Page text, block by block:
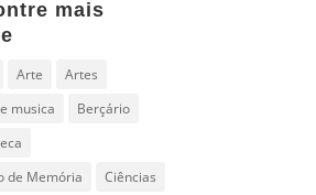
mais
Arte
Artes
musica
Berçário
de Memória
Ciências